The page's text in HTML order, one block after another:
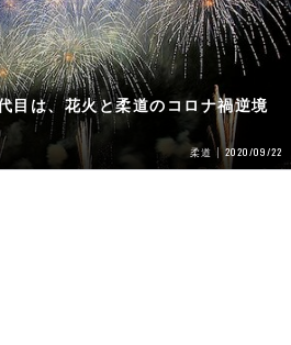
目は、花火と柔道のコロナ禍逆境
柔道 2020/09/22